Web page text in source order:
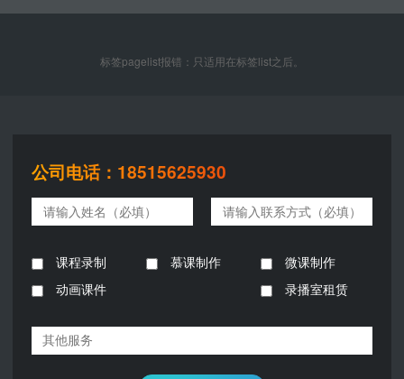
在于可视化，将......
容繁缛而多的情况下进行系列制作，在内
标签pagelist报错：只适用在标签list之后。
公司电话：18515625930
课程录制 慕课制作
微课制作
动画课件
录播室租赁